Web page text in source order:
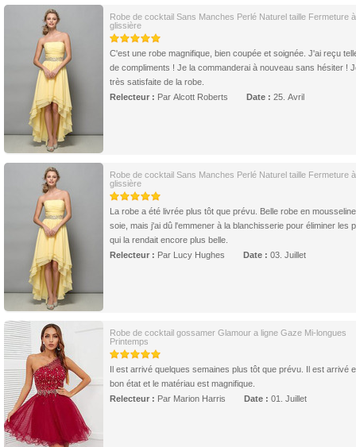
Robe de cocktail Sans Manches Perlé Naturel taille Fermeture à
glissière
C'est une robe magnifique, bien coupée et soignée. J'ai reçu
de compliments ! Je la commanderai à nouveau sans hésiter !
très satisfaite de la robe.
Relecteur : Par Alcott Roberts Date : 25. Avril
Robe de cocktail Sans Manches Perlé Naturel taille Fermeture à
glissière
La robe a été livrée plus tôt que prévu. Belle robe en
soie, mais j'ai dû l'emmener à la blanchisserie pour éliminer les
qui la rendait encore plus belle.
Relecteur : Par Lucy Hughes Date : 03. Juillet
Robe de cocktail gossamer Glamour a ligne Gaze Mi-longues
Printemps
Il est arrivé quelques semaines plus tôt que prévu. Il est arrivé
bon état et le matériau est magnifique.
Relecteur : Par Marion Harris Date : 01. Juillet